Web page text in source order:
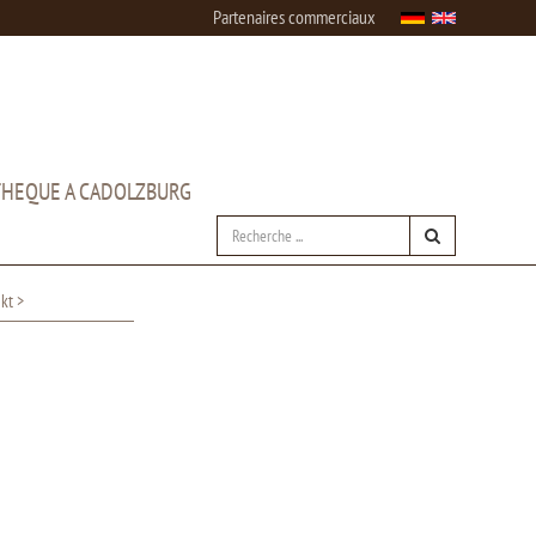
Partenaires commerciaux
A CADOLZBURG
>